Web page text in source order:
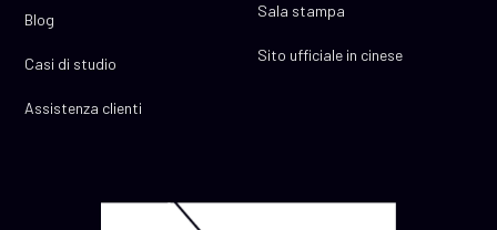
Blog
Casi di studio
Assistenza clienti
Sala stampa
Sito ufficiale in cinese